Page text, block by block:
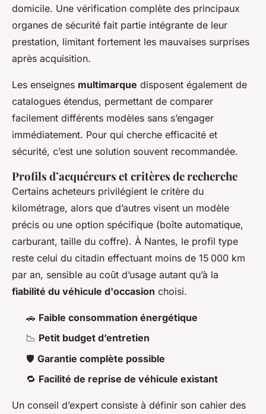
domicile. Une vérification complète des principaux
organes de sécurité fait partie intégrante de leur
prestation, limitant fortement les mauvaises surprises
après acquisition.
Les enseignes multimarque disposent également de
catalogues étendus, permettant de comparer
facilement différents modèles sans s’engager
immédiatement. Pour qui cherche efficacité et
sécurité, c’est une solution souvent recommandée.
Profils d’acquéreurs et critères de recherche
Certains acheteurs privilégient le critère du
kilométrage, alors que d’autres visent un modèle
précis ou une option spécifique (boîte automatique,
carburant, taille du coffre). À Nantes, le profil type
reste celui du citadin effectuant moins de 15 000 km
par an, sensible au coût d’usage autant qu’à la
fiabilité du véhicule d'occasion choisi.
🚗 Faible consommation énergétique
📉 Petit budget d’entretien
🛡️ Garantie complète possible
🔁 Facilité de reprise de véhicule existant
Un conseil d’expert consiste à définir son cahier des